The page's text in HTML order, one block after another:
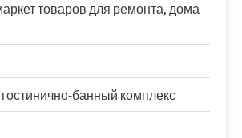
товаров для ремонта, дома
гостинично-банный комплекс